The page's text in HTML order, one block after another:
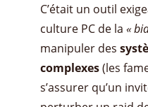
C’était un outil
culture PC de la «
manipuler des
complexes(les
s’assurer qu’un